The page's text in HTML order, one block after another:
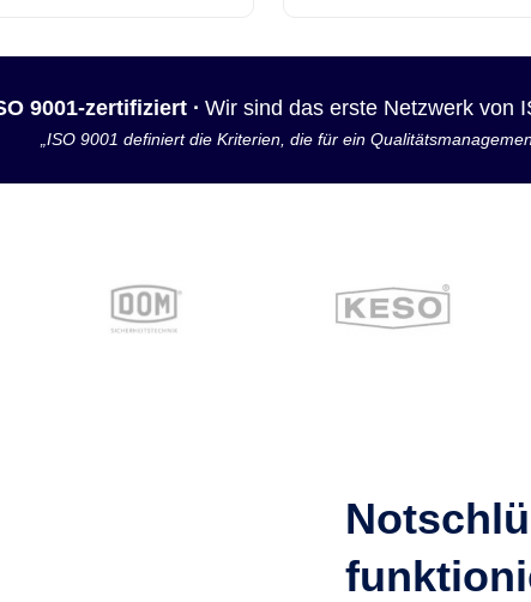
9001-zertifiziert · Wir sind das erste Netzwerk von
„ISO 9001 definiert die Kriterien, die für ein